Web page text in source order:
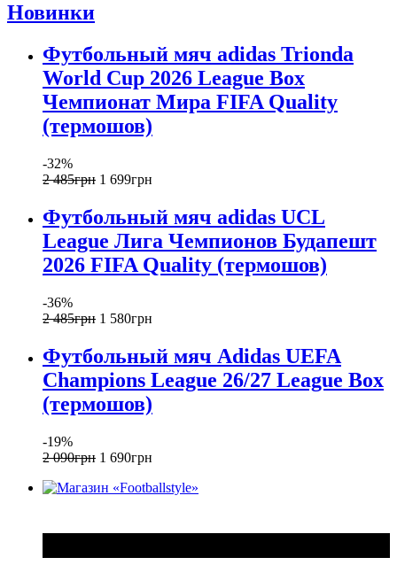
Новинки
Футбольный мяч adidas Trionda
World Cup 2026 League Box
Чемпионат Мира FIFA Quality
(термошов)
-32%
2 485грн 1 699грн
Футбольный мяч adidas UCL
League Лига Чемпионов Будапешт
2026 FIFA Quality (термошов)
-36%
2 485грн 1 580грн
Футбольный мяч Adidas UEFA
Champions League 26/27 League Box
(термошов)
-19%
2 090грн 1 690грн